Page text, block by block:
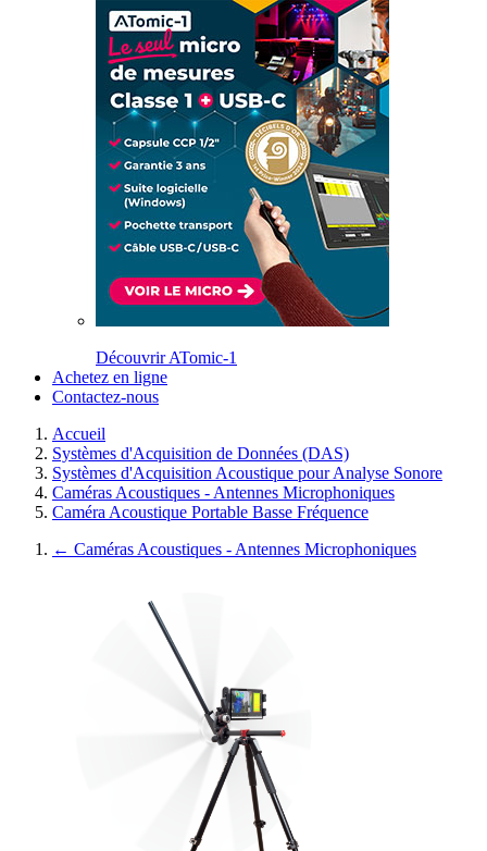
Découvrir ATomic-1
Achetez en ligne
Contactez-nous
Accueil
Systèmes d'Acquisition de Données (DAS)
Systèmes d'Acquisition Acoustique pour Analyse Sonore
Caméras Acoustiques - Antennes Microphoniques
Caméra Acoustique Portable Basse Fréquence
← Caméras Acoustiques - Antennes Microphoniques